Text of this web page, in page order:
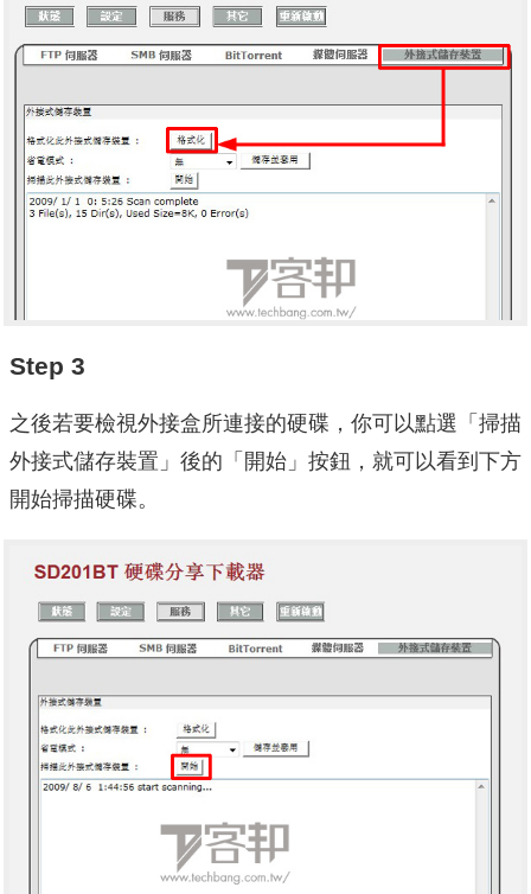
Step 3
之後若要檢視外接盒所連接的硬碟，你可以點選「掃描
外接式儲存裝置」後的「開始」按鈕，就可以看到下方
開始掃描硬碟。